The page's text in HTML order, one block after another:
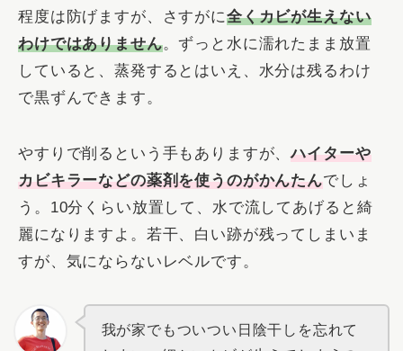
程度は防げますが、さすがに全くカビが生えない
わけではありません。ずっと水に濡れたまま放置
していると、蒸発するとはいえ、水分は残るわけ
で黒ずんできます。
やすりで削るという手もありますが、ハイターや
カビキラーなどの薬剤を使うのがかんたんでしょ
う。10分くらい放置して、水で流してあげると綺
麗になりますよ。若干、白い跡が残ってしまいま
すが、気にならないレベルです。
我が家でもついつい日陰干しを忘れて